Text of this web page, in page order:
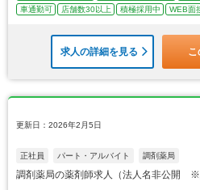
車通勤可
店舗数30以上 積極採用中 WEB面
求人の詳細を見る こ
更新日：2026年2月5日
正社員 パート・アルバイト 調剤薬局
調剤薬局の薬剤師求人（法人名非公開 ※